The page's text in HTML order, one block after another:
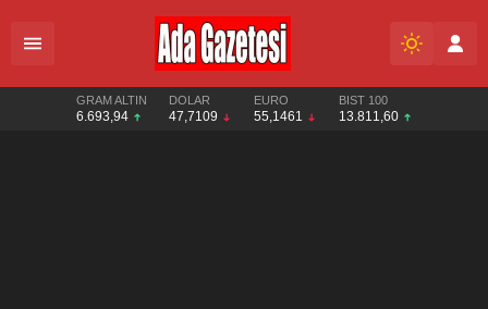
GRAM ALTIN
6.693,94
DOLAR
47,7109
EURO
55,1461
BIST 100
13.811,60